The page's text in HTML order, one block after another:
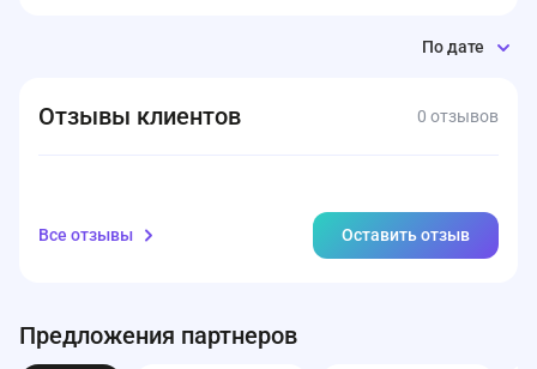
По дате
Отзывы клиентов 0 отзывов
Все отзывы Оставить отзыв
Предложения партнеров